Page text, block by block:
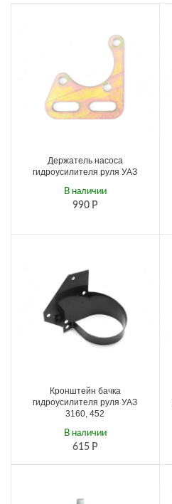
Держатель насоса
гидроусилителя руля УАЗ
990 Р
В наличии
Кронштейн бачка
гидроусилителя руля УАЗ
3160, 452
615 Р
В наличии